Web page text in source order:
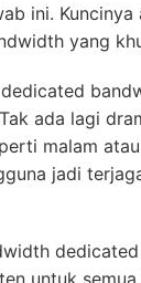
ini. Kuncinya
yang
ada lagi
malam
jadi
untuk